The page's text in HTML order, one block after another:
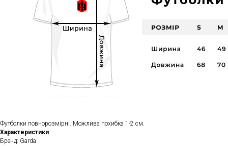
Футболки повнорозмірні. Можлива похибка 1-2 см.
Характеристики
Бренд: Garda